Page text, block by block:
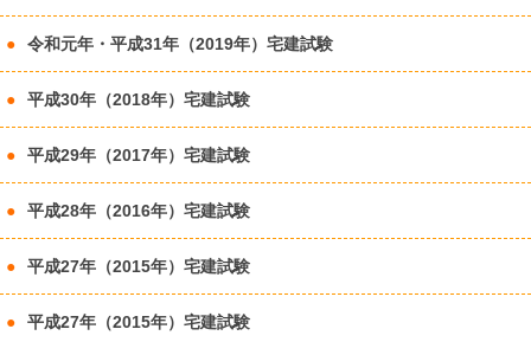
令和元年・平成31年（2019年）宅建試験
平成30年（2018年）宅建試験
平成29年（2017年）宅建試験
平成28年（2016年）宅建試験
平成27年（2015年）宅建試験
平成27年（2015年）宅建試験